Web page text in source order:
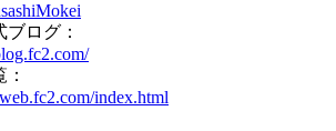
ログ：
index.html